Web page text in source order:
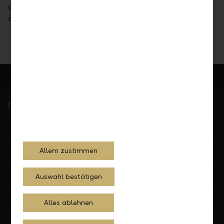
questions (including, but not limited to legal or tax
counsel).
Quick Links
Investment Funds
Downloads
Allem zustimmen
Auswahl bestätigen
Alles ablehnen